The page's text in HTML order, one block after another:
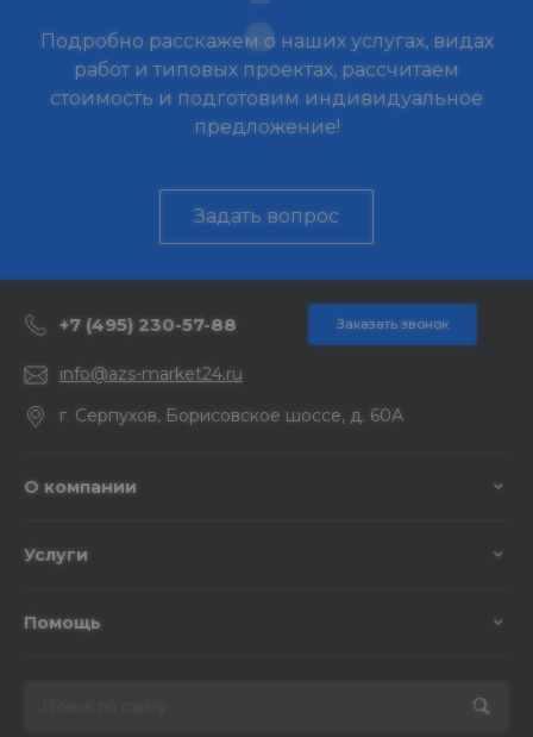
Подробно расскажем о наших услугах, видах
работ и типовых проектах, рассчитаем
стоимость и подготовим индивидуальное
предложение!
Задать вопрос
+7 (495) 230-57-88 Заказать звонок
info@azs-market24.ru
г. Серпухов, Борисовское шоссе, д. 60А
О компании
Услуги
Помощь